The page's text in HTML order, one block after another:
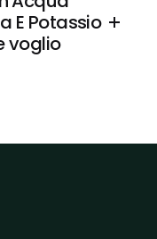
E Potassio
voglio